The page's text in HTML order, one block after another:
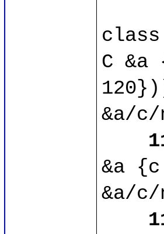
C
&a/c/
&a
&a/c/